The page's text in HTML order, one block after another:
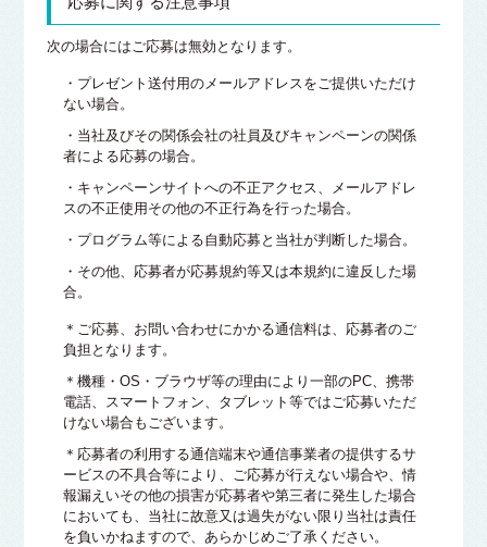
次の場合にはご応募は無効となります。
・プレゼント送付用のメールアドレスをご提供いただけ
ない場合。
・当社及びその関係会社の社員及びキャンペーンの関係
者による応募の場合。
・キャンペーンサイトへの不正アクセス、メールアドレ
スの不正使用その他の不正行為を行った場合。
・プログラム等による自動応募と当社が判断した場合。
・その他、応募者が応募規約等又は本規約に違反した場
合。
＊ご応募、お問い合わせにかかる通信料は、応募者のご
負担となります。
＊機種・OS・ブラウザ等の理由により一部のPC、携帯
電話、スマートフォン、タブレット等ではご応募いただ
けない場合もございます。
＊応募者の利用する通信端末や通信事業者の提供するサ
ービスの不具合等により、ご応募が行えない場合や、情
報漏えいその他の損害が応募者や第三者に発生した場合
においても、当社に故意又は過失がない限り当社は責任
を負いかねますので、あらかじめご了承ください。